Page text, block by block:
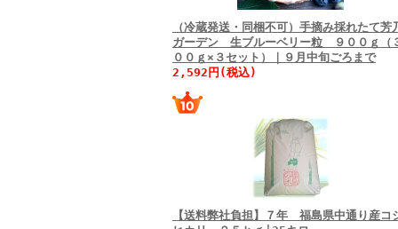
（冷蔵発送・同梱不可）手摘み採れたて芳
ガーデン 生ブルーベリー粒 ９００ｇ（
００ｇ×３セット）｜９月中旬ごろまで
2,592円(税込)
【送料弊社負担】７年 福島県中通り産コ